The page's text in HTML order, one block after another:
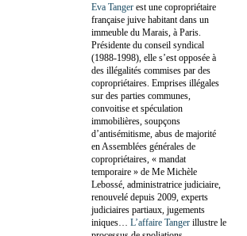
Eva Tanger est une copropriétaire
française juive habitant dans un
immeuble du Marais, à Paris.
Présidente du conseil syndical
(1988-1998), elle s’est opposée à
des illégalités commises par des
copropriétaires. Emprises illégales
sur des parties communes,
convoitise et spéculation
immobilières, soupçons
d’antisémitisme, abus de majorité
en Assemblées générales de
copropriétaires, « mandat
temporaire » de Me Michèle
Lebossé, administratrice judiciaire,
renouvelé depuis 2009, experts
judiciaires partiaux, jugements
iniques… L’affaire Tanger illustre le